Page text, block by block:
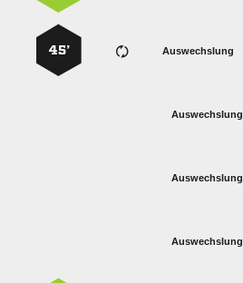
Auswechslung
45’
Auswechslung
Auswechslung
Auswechslung